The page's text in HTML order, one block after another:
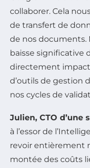
collaborer. Cela
de transfert de
de nos documents.
baisse significative
directement
d’outils de gestion
nos cycles de
Julien, CTO d’une
à l’essor de
revoir entièrement
montée des coûts